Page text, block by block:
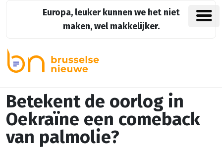
Europa, leuker kunnen we het niet
maken, wel makkelijker.
Betekent de oorlog in
Oekraïne een comeback
van palmolie?